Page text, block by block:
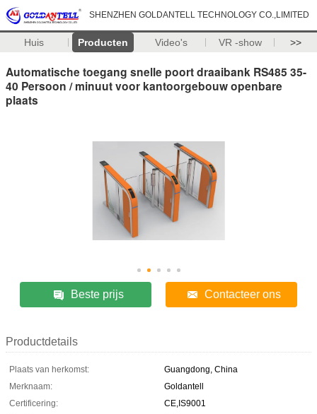
SHENZHEN GOLDANTELL TECHNOLOGY CO.,LIMITED
Huis Producten Video's VR -show >>
Automatische toegang snelle poort draaibank RS485 35-
40 Persoon / minuut voor kantoorgebouw openbare
plaats
Beste prijs Contacteer ons
Productdetails
Plaats van herkomst:
Guangdong, China
Merknaam:
Goldantell
Certificering:
CE,IS9001